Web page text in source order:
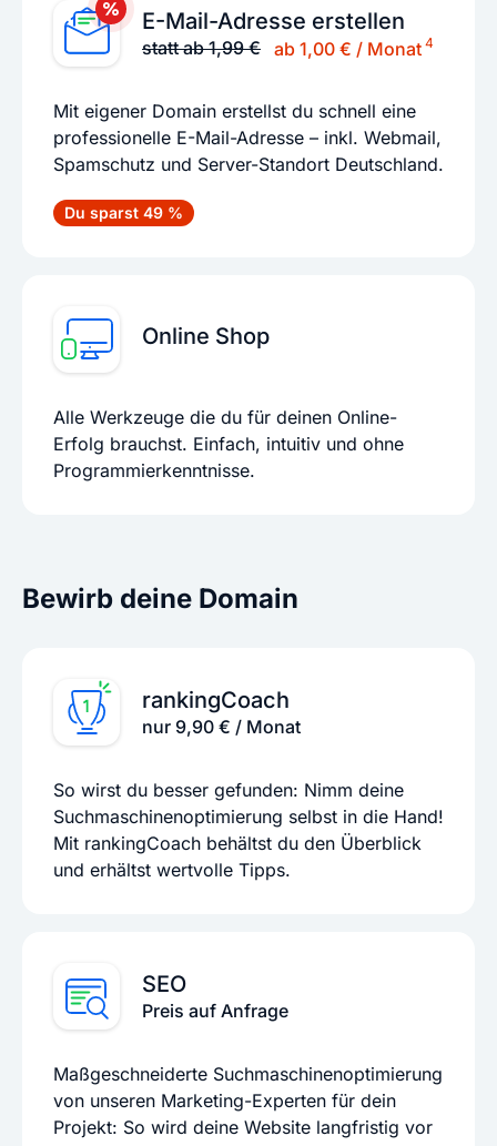
E-Mail-Adresse erstellen
statt ab 1,99 € ab 1,00 € / Monat4
Mit eigener Domain erstellst du schnell eine
professionelle E-Mail-Adresse – inkl. Webmail,
Spamschutz und Server-Standort Deutschland.
Du sparst 49 %
Online Shop
Alle Werkzeuge die du für deinen Online-
Erfolg brauchst. Einfach, intuitiv und ohne
Programmierkenntnisse.
Bewirb deine Domain
rankingCoach
nur 9,90 € / Monat
So wirst du besser gefunden: Nimm deine
Suchmaschinenoptimierung selbst in die Hand!
Mit rankingCoach behältst du den Überblick
und erhältst wertvolle Tipps.
SEO
Preis auf Anfrage
Maßgeschneiderte Suchmaschinenoptimierung
von unseren Marketing-Experten für dein
Projekt: So wird deine Website langfristig vor